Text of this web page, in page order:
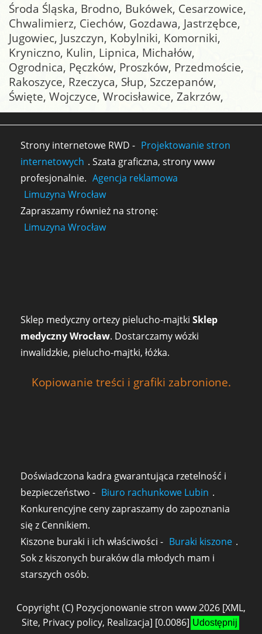
Środa Śląska, Brodno, Bukówek, Cesarzowice,
Chwalimierz, Ciechów, Gozdawa, Jastrzębce,
Jugowiec, Juszczyn, Kobylniki, Komorniki,
Kryniczno, Kulin, Lipnica, Michałów,
Ogrodnica, Pęczków, Proszków, Przedmoście,
Rakoszyce, Rzeczyca, Słup, Szczepanów,
Święte, Wojczyce, Wrocisławice, Zakrzów,
Strony internetowe RWD - Projektowanie stron
internetowych . Szata graficzna, strony www
profesjonalnie. Agencja reklamowa
Limuzyna Wrocław
Zapraszamy również na stronę:
Limuzyna Wrocław
Sklep medyczny ortezy pielucho-majtki Sklep
medyczny Wrocław. Dostarczamy wózki
inwalidzkie, pielucho-majtki, łóżka.
Kopiowanie treści i grafiki zabronione.
Doświadczona kadra gwarantująca rzetelność i
bezpieczeństwo - Biuro rachunkowe Lubin .
Konkurencyjne ceny zapraszamy do zapoznania
się z Cennikiem.
Kiszone buraki i ich właściwości - Buraki kiszone .
Sok z kiszonych buraków dla młodych mam i
starszych osób.
Copyright (C) Pozycjonowanie stron www2026 [XML,
Site, Privacy policy, Realizacja] [0.0086] Udostępnij